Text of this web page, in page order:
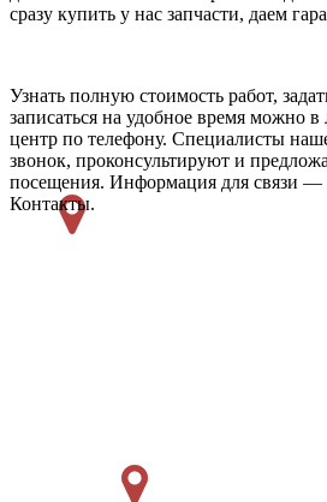
сразу купить у нас запчасти, даем
Узнать полную стоимость работ,
записаться на удобное время можно
центр по телефону. Специалисты
звонок, проконсультируют и
посещения. Информация для связи —
Контакты.